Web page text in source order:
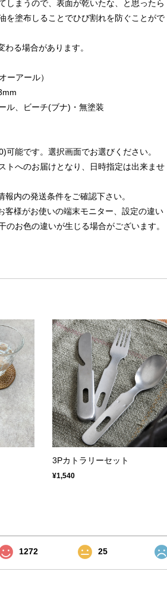
しまうので、表面が乾いたな、と思ったら
を塗布しることでひび割れを防ぐことがで
る場合があります。
ーアール）
、ビーチ(ブナ)・無塗装
能です。選択画面でお選びください。
トへのお届けとなり、日時指定は出来ませ
内の発送条件をご確認下さい。
客様がお使いの端末モニター、設定の違い
のお色の違いが生じる場合がございます。
3Pカトラリーセット
¥1,540
1272 25